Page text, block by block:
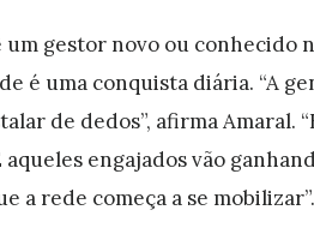
um gestor novo ou conhecido
é uma conquista diária. “A
de dedos”, afirma Amaral.
aqueles engajados vão
a rede começa a se mobilizar”.